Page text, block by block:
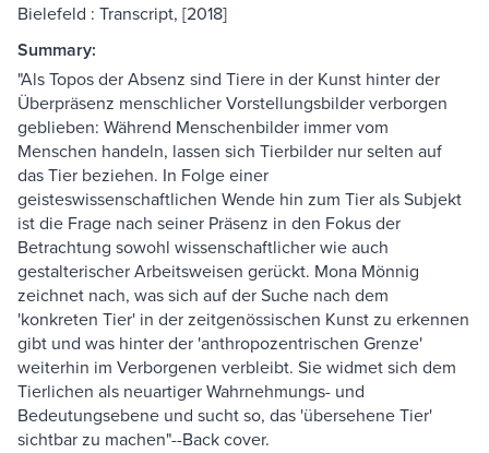
Bielefeld : Transcript, [2018]
Summary:
"Als Topos der Absenz sind Tiere in der Kunst hinter der
Überpräsenz menschlicher Vorstellungsbilder verborgen
geblieben: Während Menschenbilder immer vom
Menschen handeln, lassen sich Tierbilder nur selten auf
das Tier beziehen. In Folge einer
geisteswissenschaftlichen Wende hin zum Tier als Subjekt
ist die Frage nach seiner Präsenz in den Fokus der
Betrachtung sowohl wissenschaftlicher wie auch
gestalterischer Arbeitsweisen gerückt. Mona Mönnig
zeichnet nach, was sich auf der Suche nach dem
'konkreten Tier' in der zeitgenössischen Kunst zu erkennen
gibt und was hinter der 'anthropozentrischen Grenze'
weiterhin im Verborgenen verbleibt. Sie widmet sich dem
Tierlichen als neuartiger Wahrnehmungs- und
Bedeutungsebene und sucht so, das 'übersehene Tier'
sichtbar zu machen"--Back cover.